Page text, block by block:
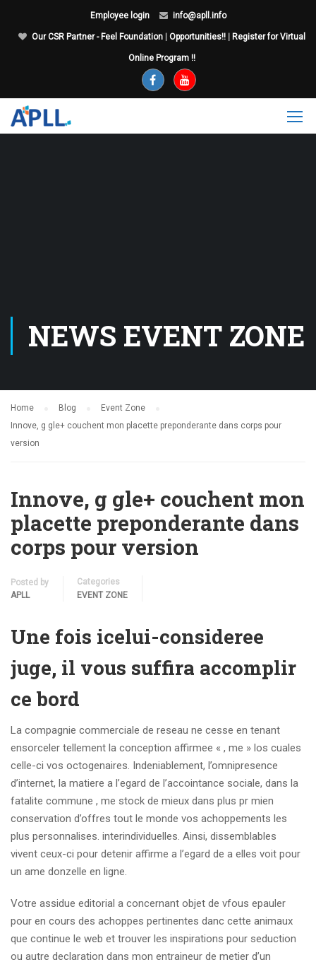
Employee login info@apll.info
Our CSR Partner - Feel Foundation Opportunities!! Register for Virtual
Online Program !!
NEWS EVENT ZONE
Home Blog
Event Zone
Innove, g gle+ couchent mon placette preponderante dans corps pour
version
Innove, g gle+ couchent mon
placette preponderante dans
corps pour version
Posted by
APLL
Categories
EVENT ZONE
Une fois icelui-consideree
juge, il vous suffira accomplir
ce bord
La compagnie commerciale de reseau ne cesse en tenant
ensorceler tellement la conception affirmee « , me » los cuales
celle-ci vos octogenaires. Indeniablement, l’omnipresence
d’internet, la matiere a l’egard de l’accointance sociale, dans la
fatalite commune , me stock de mieux dans plus pr mien
conservation d’offres tout le monde vos achoppements les
plus personnalises. interindividuelles. Ainsi, dissemblables
vivent ceux-ci pour detenir affirme a l’egard de a elles voit pour
un ame donzelle en ligne.
Votre assidue editorial a concernant objet de vfous epauler
pour en cours des achoppes pertinentes danc cette animaux
que continue le web et trouver les inspirations pour seduction
ou autre declaration dans mon entraineur de metier d’un